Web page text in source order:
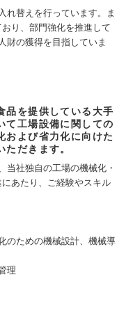
れ替えを行っています。ま
り、部門強化を推進して
財の獲得を目指していま
品を提供している大手
て工場設備に関しての
および省力化に向けた
だきます。
当社独自の工場の機械化・
あたり、ご経験やスキル
のための機械設計、機械導
理